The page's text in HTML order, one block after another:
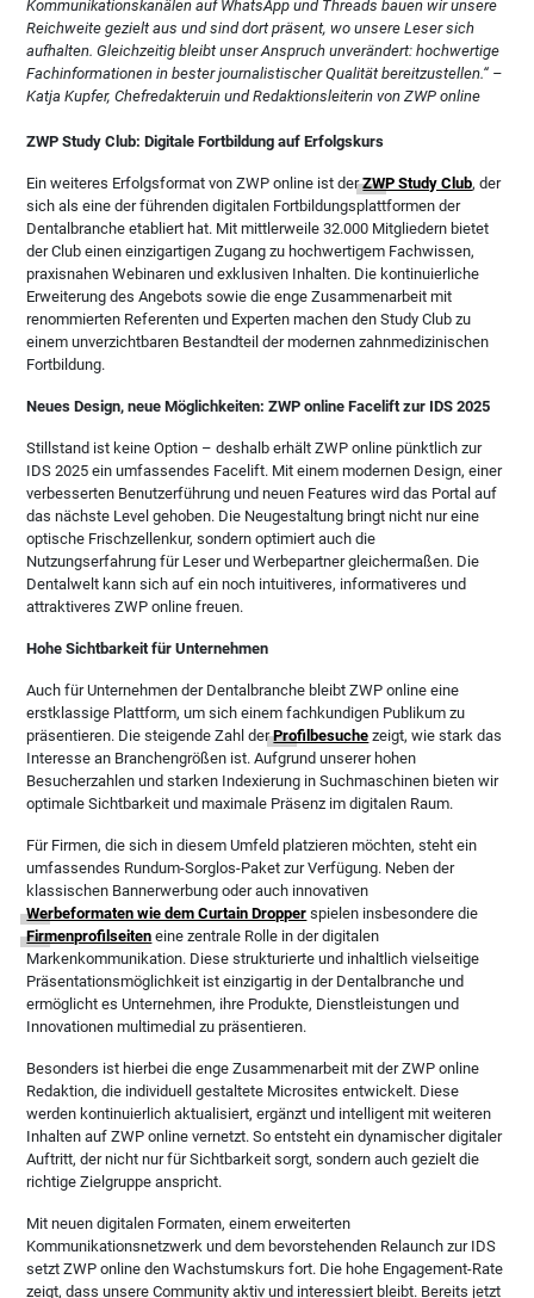
Kommunikationskanälen auf WhatsApp und Threads bauen wir unsere
Reichweite gezielt aus und sind dort präsent, wo unsere Leser sich
aufhalten. Gleichzeitig bleibt unser Anspruch unverändert: hochwertige
Fachinformationen in bester journalistischer Qualität bereitzustellen.“ –
Katja Kupfer, Chefredakteruin und Redaktionsleiterin von ZWP online
ZWP Study Club: Digitale Fortbildung auf Erfolgskurs
Ein weiteres Erfolgsformat von ZWP online ist derZWP Study Club, der
sich als eine der führenden digitalen Fortbildungsplattformen der
Dentalbranche etabliert hat. Mit mittlerweile 32.000 Mitgliedern bietet
der Club einen einzigartigen Zugang zu hochwertigem Fachwissen,
praxisnahen Webinaren und exklusiven Inhalten. Die kontinuierliche
Erweiterung des Angebots sowie die enge Zusammenarbeit mit
renommierten Referenten und Experten machen den Study Club zu
einem unverzichtbaren Bestandteil der modernen zahnmedizinischen
Fortbildung.
Neues Design, neue Möglichkeiten: ZWP online Facelift zur IDS 2025
Stillstand ist keine Option – deshalb erhält ZWP online pünktlich zur
IDS 2025 ein umfassendes Facelift. Mit einem modernen Design, einer
verbesserten Benutzerführung und neuen Features wird das Portal auf
das nächste Level gehoben. Die Neugestaltung bringt nicht nur eine
optische Frischzellenkur, sondern optimiert auch die
Nutzungserfahrung für Leser und Werbepartner gleichermaßen. Die
Dentalwelt kann sich auf ein noch intuitiveres, informativeres und
attraktiveres ZWP online freuen.
Hohe Sichtbarkeit für Unternehmen
Auch für Unternehmen der Dentalbranche bleibt ZWP online eine
erstklassige Plattform, um sich einem fachkundigen Publikum zu
präsentieren. Die steigende Zahl derProfilbesuche zeigt, wie stark das
Interesse an Branchengrößen ist. Aufgrund unserer hohen
Besucherzahlen und starken Indexierung in Suchmaschinen bieten wir
optimale Sichtbarkeit und maximale Präsenz im digitalen Raum.
Für Firmen, die sich in diesem Umfeld platzieren möchten, steht ein
umfassendes Rundum-Sorglos-Paket zur Verfügung. Neben der
klassischen Bannerwerbung oder auch innovativen
Werbeformaten wie dem Curtain Dropper spielen insbesondere die
Firmenprofilseiten eine zentrale Rolle in der digitalen
Markenkommunikation. Diese strukturierte und inhaltlich vielseitige
Präsentationsmöglichkeit ist einzigartig in der Dentalbranche und
ermöglicht es Unternehmen, ihre Produkte, Dienstleistungen und
Innovationen multimedial zu präsentieren.
Besonders ist hierbei die enge Zusammenarbeit mit der ZWP online
Redaktion, die individuell gestaltete Microsites entwickelt. Diese
werden kontinuierlich aktualisiert, ergänzt und intelligent mit weiteren
Inhalten auf ZWP online vernetzt. So entsteht ein dynamischer digitaler
Auftritt, der nicht nur für Sichtbarkeit sorgt, sondern auch gezielt die
richtige Zielgruppe anspricht.
Mit neuen digitalen Formaten, einem erweiterten
Kommunikationsnetzwerk und dem bevorstehenden Relaunch zur IDS
setzt ZWP online den Wachstumskurs fort. Die hohe Engagement-Rate
zeigt, dass unsere Community aktiv und interessiert bleibt. Bereits jetzt